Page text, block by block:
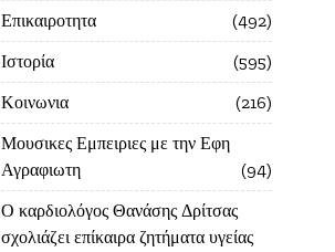
Επικαιροτητα
492
Ιστορία
595
Κοινωνια
216
Μουσικες Εμπειριες με την Εφη
Αγραφιωτη
94
Ο καρδιολόγος Θανάσης Δρίτσας
σχολιάζει επίκαιρα ζητήματα υγείας